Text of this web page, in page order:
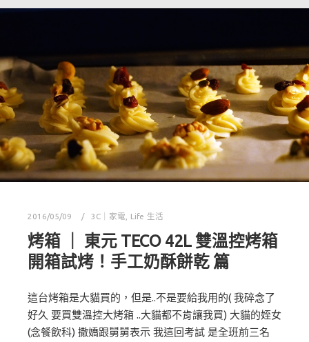
2016/05/09 3C｜家電 Life 生活
烤箱 ｜ 東元 TECO 42L 雙溫控烤箱
開箱試烤！手工奶酥餅乾 篇
這台烤箱是大貓買的，但是..不是要給我用的( 我碎念了
好久 要買雙溫控大烤箱 ..大貓都不肯讓我買) 大貓的姪女
(念餐飲科) 撒嬌跟舅舅表示 我這回考試 是全班前三名